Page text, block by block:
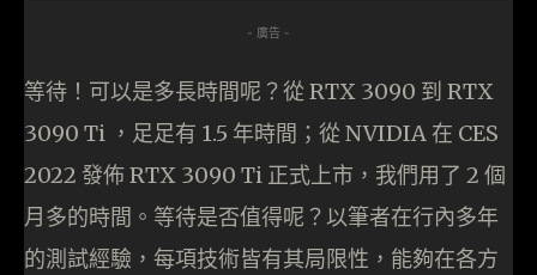
- 廣告 -
等待！可以是多長時間呢？從 RTX 3090 到 RTX
3090 Ti ，足足有 1.5 年時間；從 NVIDIA 在 CES
2022 發佈 RTX 3090 Ti 正式上市，我們用了 2 個
月多的時間。等待是否值得呢？以筆者在行內多年
的測試經驗，每項技術皆有其局限性，能夠在各方